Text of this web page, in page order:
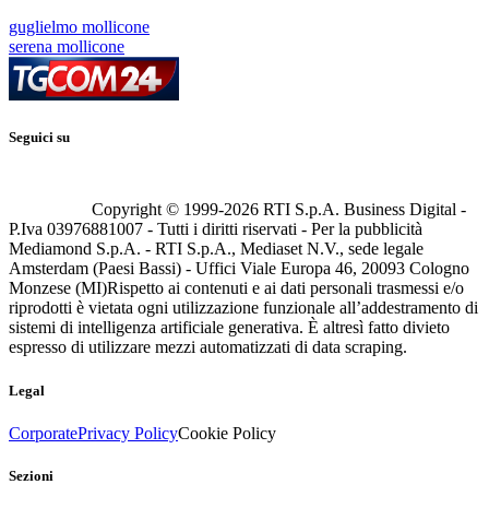
guglielmo mollicone
serena mollicone
Seguici su
Copyright © 1999-2026 RTI S.p.A. Business Digital -
P.Iva 03976881007 - Tutti i diritti riservati - Per la pubblicità
Mediamond S.p.A. - RTI S.p.A., Mediaset N.V., sede legale
Amsterdam (Paesi Bassi) - Uffici Viale Europa 46, 20093 Cologno
Monzese (MI)Rispetto ai contenuti e ai dati personali trasmessi e/o
riprodotti è vietata ogni utilizzazione funzionale all’addestramento di
sistemi di intelligenza artificiale generativa. È altresì fatto divieto
espresso di utilizzare mezzi automatizzati di data scraping.
Legal
CorporatePrivacy PolicyCookie Policy
Sezioni